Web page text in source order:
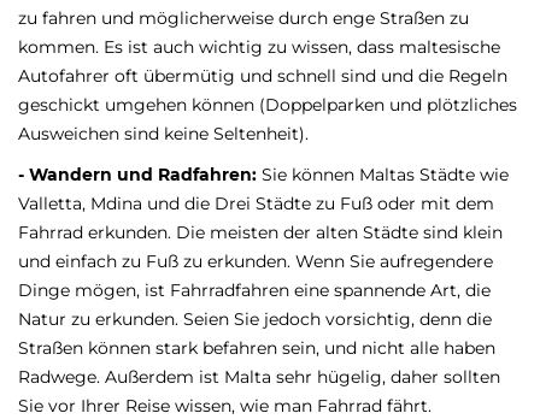
zu fahren und möglicherweise durch enge Straßen zu
kommen. Es ist auch wichtig zu wissen, dass maltesische
Autofahrer oft übermütig und schnell sind und die Regeln
geschickt umgehen können (Doppelparken und plötzliches
Ausweichen sind keine Seltenheit).
- Wandern und Radfahren: Sie können Maltas Städte wie
Valletta, Mdina und die Drei Städte zu Fuß oder mit dem
Fahrrad erkunden. Die meisten der alten Städte sind klein
und einfach zu Fuß zu erkunden. Wenn Sie aufregendere
Dinge mögen, ist Fahrradfahren eine spannende Art, die
Natur zu erkunden. Seien Sie jedoch vorsichtig, denn die
Straßen können stark befahren sein, und nicht alle haben
Radwege. Außerdem ist Malta sehr hügelig, daher sollten
Sie vor Ihrer Reise wissen, wie man Fahrrad fährt.